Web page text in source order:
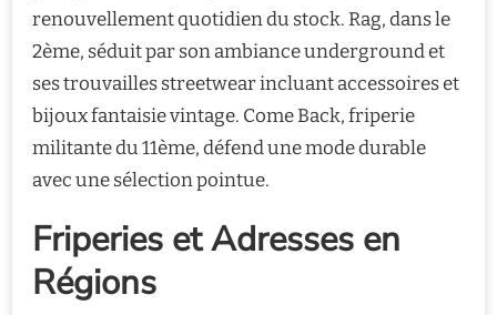
renouvellement quotidien du stock. Rag, dans le
2ème, séduit par son ambiance underground et
ses trouvailles streetwear incluant accessoires et
bijoux fantaisie vintage. Come Back, friperie
militante du 11ème, défend une mode durable
avec une sélection pointue.
Friperies et Adresses en
Régions